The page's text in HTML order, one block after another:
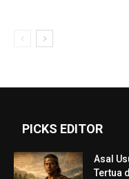
PICKS EDITOR
Asal
Tertua